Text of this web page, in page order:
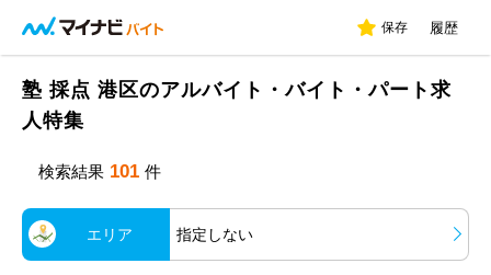
保存 履歴
塾 採点 港区のアルバイト・バイト・パート求
人特集
検索結果 101 件
エリア 指定しない